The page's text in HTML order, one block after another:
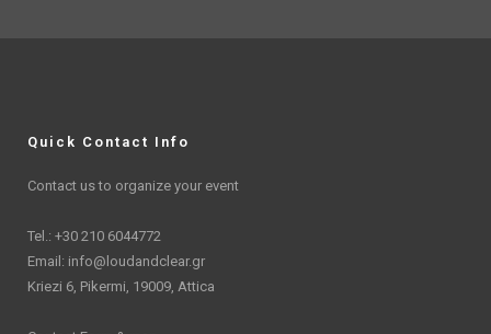
Quick Contact Info
Contact us to organize your event
Tel.: +30 210 6044772
Email: info@loudandclear.gr
Kriezi 6, Pikermi, 19009, Attica